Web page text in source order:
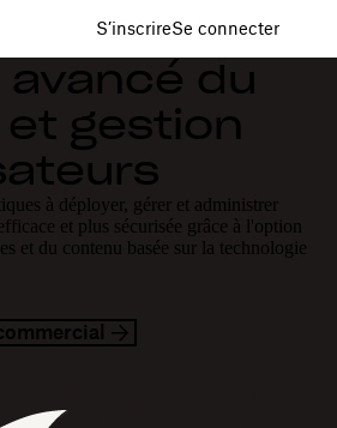
S’inscrireSe connecter
du
gestion
à déployer, gérer et administrer
et plus sécurisée grâce à l'option
et du contenu basée sur la technologie